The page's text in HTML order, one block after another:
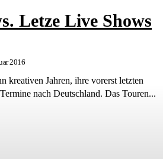
Letze Live Shows
2016
kreativen Jahren, ihre vorerst letzten
Live Shows an. Im März kommen sie noch einmal für drei Termine nach Deutschland. Das Touren...